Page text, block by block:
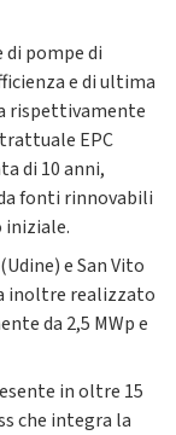
di pompe di
e di ultima
rispettivamente
EPC
di 10 anni,
fonti rinnovabili
iniziale.
e San Vito
inoltre realizzato
da 2,5 MWp e
in oltre 15
che integra la